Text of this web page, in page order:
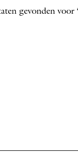
gevonden voor